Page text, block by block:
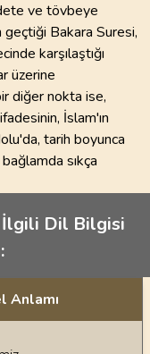
ve tövbeye
Bakara Suresi,
karşılaştığı
üzerine
diğer nokta ise,
İslam'ın
tarih boyunca
sıkça
İlgili Dil Bilgisi
Anlamı